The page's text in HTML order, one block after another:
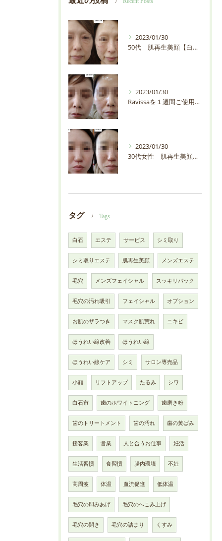
2023/01/30
50代 肌再生美顔【白石市・プライベートサロンEMIAS】
2023/01/30
Ravissaを１週間ご使用の30代お客様の輪郭が変わりすぎ【白石市・プライベートサロンEMIAS】
2023/01/30
30代女性 肌再生美顔【白石市・プライベートサロンEMIAS】
タグ Tags
白石 エステ サービス シミ取り
シミ取りエステ 肌再生美顔 メンズエステ
毛穴 メンズフェイシャル スッキリパック
毛穴の汚れ吸引 フェイシャル オプション
お肌のザラつき マスク肌荒れ ニキビ
ほうれい線改善 ほうれい線
ほうれい線ケア シミ サロン専売品
小顔 リフトアップ たるみ シワ
白石市 歯のホワイトニング 歯磨き粉
歯のトリートメント 歯の汚れ 歯の黄ばみ
接客業 営業 人と合うお仕事 妊活
生活習慣 食習慣 腸内環境 不妊
高周波 体温 血流促進 低体温
毛穴の凹みあげ 毛穴のへこみ上げ
毛穴の開き 毛穴の詰まり くすみ